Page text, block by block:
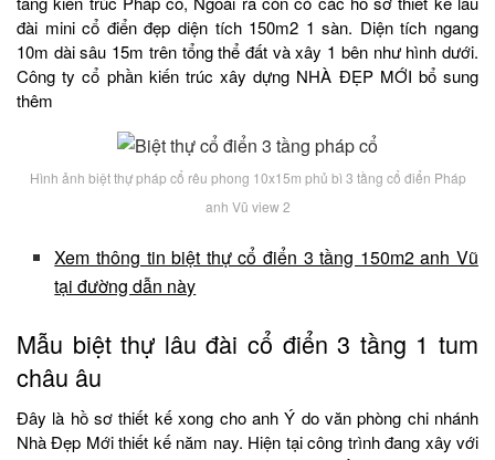
đài mini cổ điển đẹp diện tích 150m2 1 sàn. Diện tích ngang
10m dài sâu 15m trên tổng thể đất và xây 1 bên như hình dưới.
Công ty cổ phần kiến trúc xây dựng NHÀ ĐẸP MỚI bổ sung
thêm
Hình ảnh biệt thự pháp cổ rêu phong 10x15m phủ bì 3 tầng cổ điển Pháp
anh Vũ view 2
Xem thông tin biệt thự cổ điển 3 tầng 150m2 anh Vũ
tại đường dẫn này
Mẫu biệt thự lâu đài cổ điển 3 tầng 1 tum
châu âu
Đây là hồ sơ thiết kế xong cho anh Ý do văn phòng chi nhánh
Nhà Đẹp Mới thiết kế năm nay. Hiện tại công trình đang xây với